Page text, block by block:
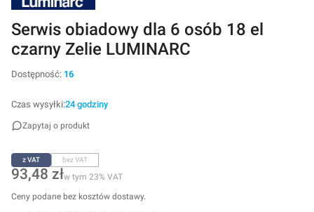
Serwis obiadowy dla 6 osób 18 el
czarny Zelie LUMINARC
Dostępność: 16
Czas wysyłki:24 godziny
Zapytaj o produkt
z VAT bez VAT
Cena
93,48 złw tym 23% VAT
w tym 23% VAT
Ceny podane bez kosztów dostawy.